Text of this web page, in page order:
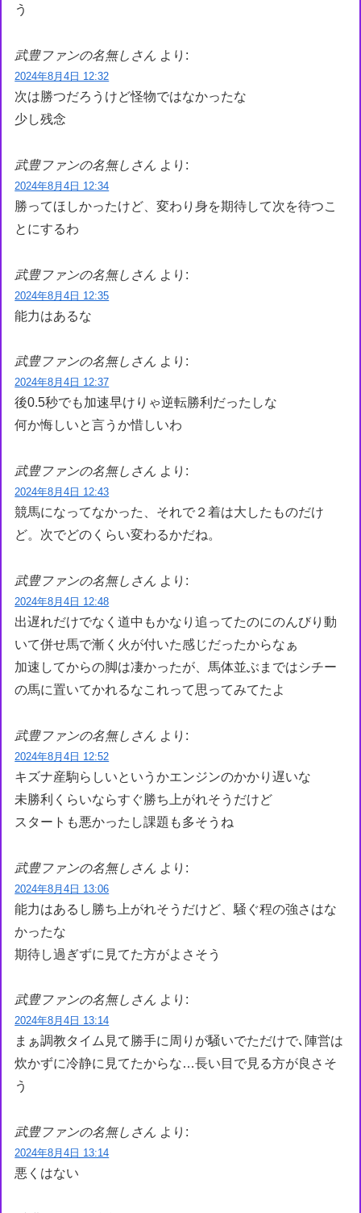
う
武豊ファンの名無しさん より:
2024年8月4日 12:32
次は勝つだろうけど怪物ではなかったな
少し残念
武豊ファンの名無しさん より:
2024年8月4日 12:34
勝ってほしかったけど、変わり身を期待して次を待つこ
とにするわ
武豊ファンの名無しさん より:
2024年8月4日 12:35
能力はあるな
武豊ファンの名無しさん より:
2024年8月4日 12:37
後0.5秒でも加速早けりゃ逆転勝利だったしな
何か悔しいと言うか惜しいわ
武豊ファンの名無しさん より:
2024年8月4日 12:43
競馬になってなかった、それで２着は大したものだけ
ど。次でどのくらい変わるかだね。
武豊ファンの名無しさん より:
2024年8月4日 12:48
出遅れだけでなく道中もかなり追ってたのにのんびり動
いて併せ馬で漸く火が付いた感じだったからなぁ
加速してからの脚は凄かったが、馬体並ぶまではシチー
の馬に置いてかれるなこれって思ってみてたよ
武豊ファンの名無しさん より:
2024年8月4日 12:52
キズナ産駒らしいというかエンジンのかかり遅いな
未勝利くらいならすぐ勝ち上がれそうだけど
スタートも悪かったし課題も多そうね
武豊ファンの名無しさん より:
2024年8月4日 13:06
能力はあるし勝ち上がれそうだけど、騒ぐ程の強さはな
かったな
期待し過ぎずに見てた方がよさそう
武豊ファンの名無しさん より:
2024年8月4日 13:14
まぁ調教タイム見て勝手に周りが騒いでただけで､陣営は
炊かずに冷静に見てたからな…長い目で見る方が良さそ
う
武豊ファンの名無しさん より:
2024年8月4日 13:14
悪くはない